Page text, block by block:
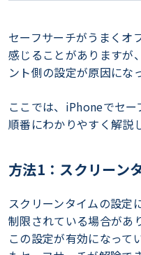
セーフサーチがうまくオ
感じることがありますが
ント側の設定が原因にな
ここでは、iPhoneでセー
順番にわかりやすく解説
方法1：スクリーン
スクリーンタイムの設定
制限されている場合があ
この設定が有効になって